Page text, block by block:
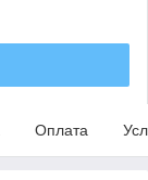
Оплата